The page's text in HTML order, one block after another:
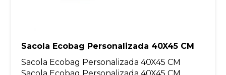
Sacola Ecobag Personalizada 40X45 CM
Sacola Ecobag Personalizada 40X45 CM